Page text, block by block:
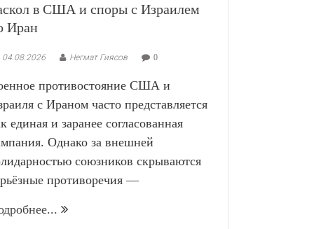
в США и споры с Израилем
Иран
04.08.2026 Негмат Гиясов 0
противостояние США и
с Ираном часто представляется
единая и заранее согласованная
Однако за внешней
союзников скрываются
противоречия —